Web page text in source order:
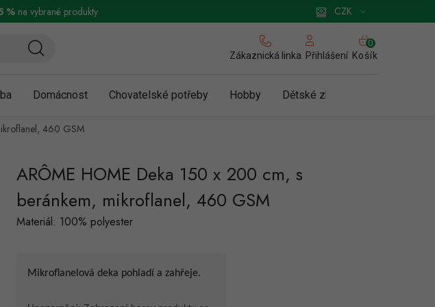
údajů Obchodní podmínky pro podnikatele Zásady používání cookies
CZK
%na vybrané produkty
Zákaznická linka Přihlášení
NÁKUPNÍ
KOŠÍK
Košík
Domácnost Chovatelské potřeby Hobby Dětské zboží a hračky
460 GSM
ARÔME HOME Deka 150 x 200 cm, s
beránkem, mikroflanel, 460 GSM
Materiál: 100% polyester
Mikroflanelová deka pohladí a zahřeje.